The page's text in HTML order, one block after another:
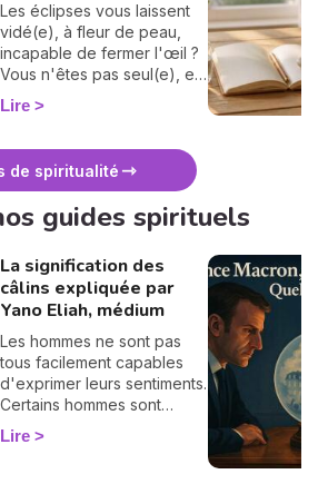
Les éclipses vous laissent
vidé(e), à fleur de peau,
incapable de fermer l'œil ?
Vous n'êtes pas seul(e), et
surtout : ça se traverse en
douceur. Voici 7 gestes
vous protéger
énergétiquement et
intérieur. 🛡️🌒
Lire
de spiritualité
guides spirituels
La signification des
câlins expliquée par
Yano Eliah, médium
Les hommes ne sont pas
tous facilement capables
d'exprimer leurs sentiments.
Certains hommes sont
habitués à contrôler leurs
sentiments, par conséquent
Lire